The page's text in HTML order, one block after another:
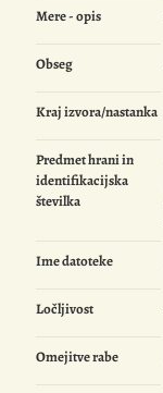
Mere - opis
Obseg
Kraj izvora/nastanka
Predmet hrani in
identifikacijska
številka
Ime datoteke
Ločljivost
Omejitve rabe